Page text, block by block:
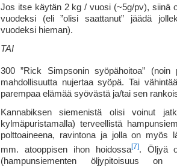
Jos itse käytän 2 kg / vuosi (~5g/pv), siinä
vuodeksi (eli ”olisi saattanut” jäädä
vuodeksi hieman).
TAI
300 ”Rick Simpsonin syöpähoitoa”
mahdollisuutta nujertaa syöpä. Tai
parempaa elämää syövästä ja/tai sen
Kannabiksen siemenistä olisi voinut
kylmäpuristamalla) terveellistä
polttoaineena, ravintona ja jolla on myös
mm. atooppisen ihon hoidossa[7]. Öljyä
(hampunsiementen öljypitoisuus